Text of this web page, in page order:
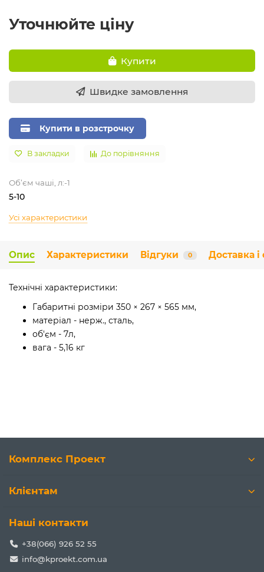
Уточнюйте ціну
Купити
Швидке замовлення
Купити в розстрочку
В закладки До порівняння
Об’єм чаші, л:-1
5-10
Усі характеристики
Опис Характеристики Відгуки 0 Доставка і
Технічні характеристики:
Габаритні розміри 350 × 267 × 565 мм,
матеріал - нерж., сталь,
об'єм - 7л,
вага - 5,16 кг
Комплекс Проект
Клієнтам
Наші контакти
+38(066) 926 52 55
info@kproekt.com.ua